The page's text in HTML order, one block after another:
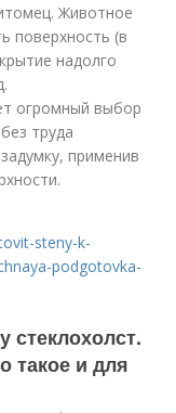
Животное
поверхность (в
надолго
огромный выбор
труда
применив
steny-k-
podgotovka-
стеклохолст.
такое и для